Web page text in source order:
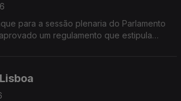
para a sessão plenaria do Parlamento
um regulamento que estipula